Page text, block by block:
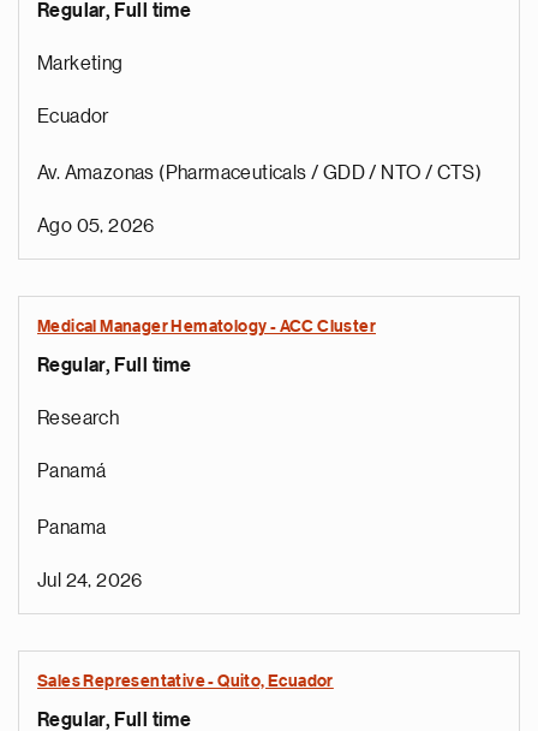
Regular, Full time
Marketing
Ecuador
Av. Amazonas (Pharmaceuticals / GDD / NTO / CTS)
Ago 05, 2026
Medical Manager Hematology - ACC Cluster
Regular, Full time
Research
Panamá
Panama
Jul 24, 2026
Sales Representative - Quito, Ecuador
Regular, Full time